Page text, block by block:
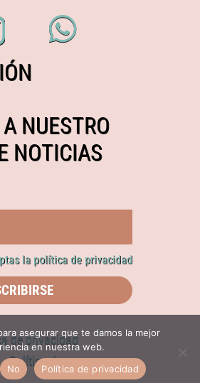
NUESTRO
NOTICIAS
la política de privacidad
de privacidad
Política de compras
asegurar que te damos la mejor
en nuestra web.
No Política de privacidad